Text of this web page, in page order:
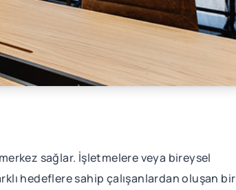
sağlar. İşletmelere veya bireysel
hedeflere sahip çalışanlardan oluşan bir